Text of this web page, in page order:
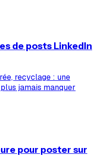
de posts LinkedIn
recyclage : une
jamais manquer
pour poster sur